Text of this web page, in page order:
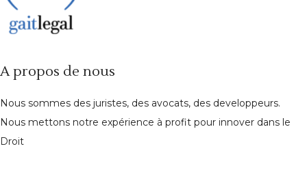
A propos de nous
Nous sommes des juristes, des avocats, des developpeurs.
Nous mettons notre expérience à profit pour innover dans le
Droit